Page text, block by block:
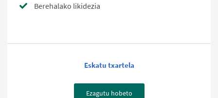
Berehalako likidezia
Eskatu txartela
Ezagutu hobeto